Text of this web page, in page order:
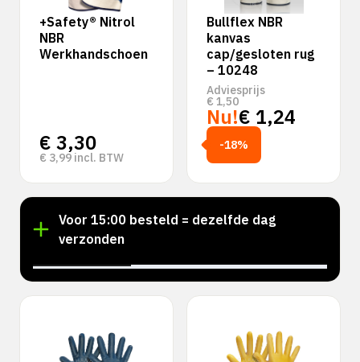
+Safety® Nitrol
NBR
Werkhandschoen
€ 3,30
€ 3,99 incl. BTW
Bullflex NBR
kanvas
cap/gesloten rug
– 10248
Adviesprijs
€ 1,50
Nu!€ 1,24
-18%
Voor 15:00 besteld = dezelfde dag
verzonden